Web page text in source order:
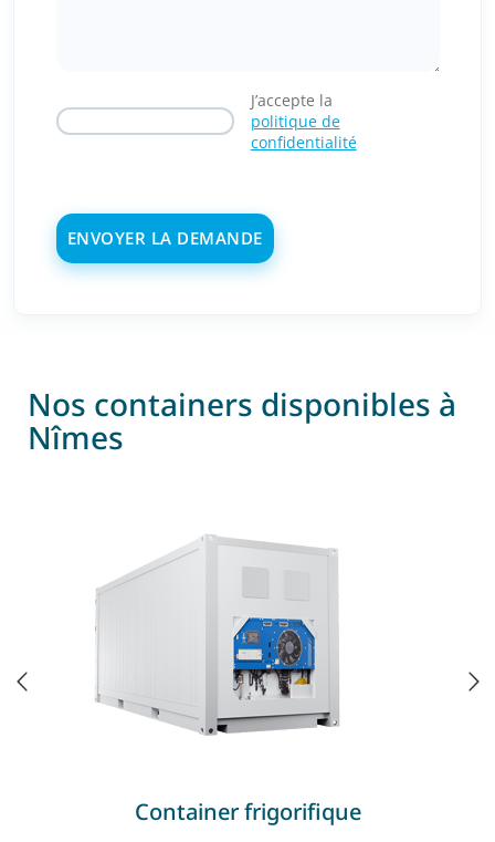
Nos containers disponibles à
Nîmes
Container frigorifique
J’accepte la
politique de
confidentialité